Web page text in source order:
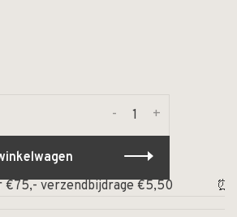
+
-
verzendbijdrage €5,50
⏰